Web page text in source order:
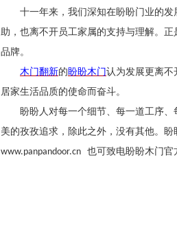
十一年来，我们深知在盼盼门业的
助，也离不开员工家属的支持与理解。
品牌。
木门翻新的盼盼木门认为发展更离不
居家生活品质的使命而奋斗。
盼盼人对每一个细节、每一道工序
美的孜孜追求，除此之外，没有其他。
www.panpandoor.cn 也可致电盼盼木门官